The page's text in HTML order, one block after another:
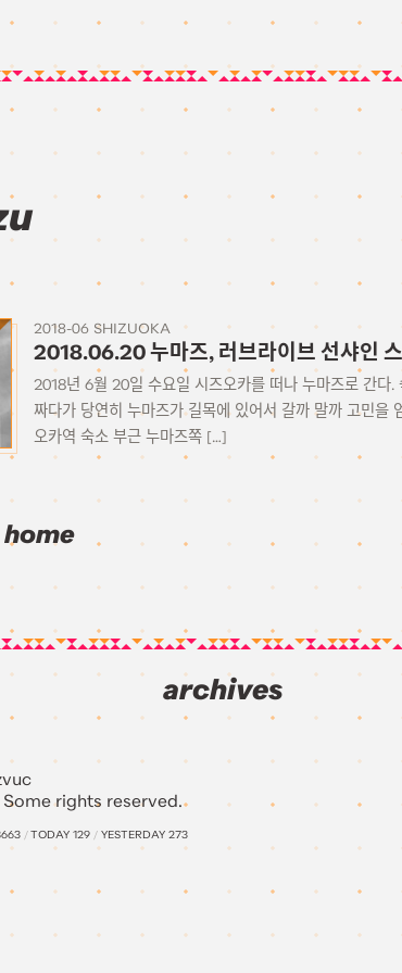
2018-06 SHIZUOKA
2018.06.20 누마즈, 러브라이브 선샤인
2018년 6월 20일 수요일 시즈오카를 떠나 누마즈로 간다
짜다가 당연히 누마즈가 길목에 있어서 갈까 말까 고민을
오카역 숙소 부근 누마즈쪽 […]
archives
rights reserved.
/TODAY 129 / YESTERDAY 273